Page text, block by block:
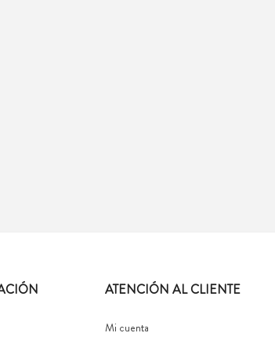
ATENCIÓN AL CLIENTE
Mi cuenta